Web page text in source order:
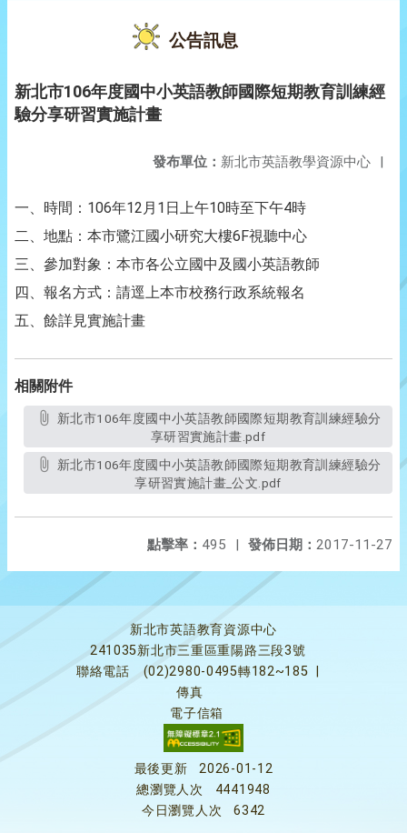
公告訊息
新北市106年度國中小英語教師國際短期教育訓練經
驗分享研習實施計畫
發布單位： 新北市英語教學資源中心 |
一、時間：106年12月1日上午10時至下午4時
二、地點：本市鷺江國小研究大樓6F視聽中心
三、參加對象：本市各公立國中及國小英語教師
四、報名方式：請逕上本市校務行政系統報名
五、餘詳見實施計畫
相關附件
享研習實施計畫.pdf
享研習實施計畫_公文.pdf
發佈日期： 2017-11-27
點擊率： 495 |
新北市英語教育資源中心
241035新北市三重區重陽路三段3號
聯絡電話
(02)2980-0495轉182~185
傳真
電子信箱
最後更新
2026-01-12
總瀏覽人次
4441948
今日瀏覽人次
6342